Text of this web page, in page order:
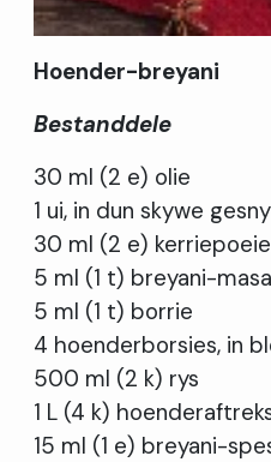
Hoender-breyani
Bestanddele
30 ml (2 e) olie
1 ui, in dun skywe gesny
30 ml (2 e)
5 ml (1 t) breyani-
5 ml (1 t) borrie
4 hoenderborsies, in
500 ml (2 k) rys
1 L (4 k)
15 ml (1 e) breyani-